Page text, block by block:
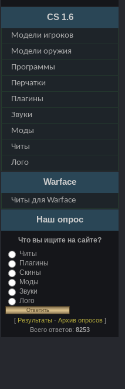
CS 1.6
Модели игроков
Модели оружия
Программы
Перчатки
Плагины
Звуки
Моды
Читы
Лого
Warface
Читы для Warface
Наш опрос
Что вы ищите на сайте?
Читы
Плагины
Скины
Моды
Звуки
Лого
[ Результаты · Архив опросов]
Всего ответов: 8253